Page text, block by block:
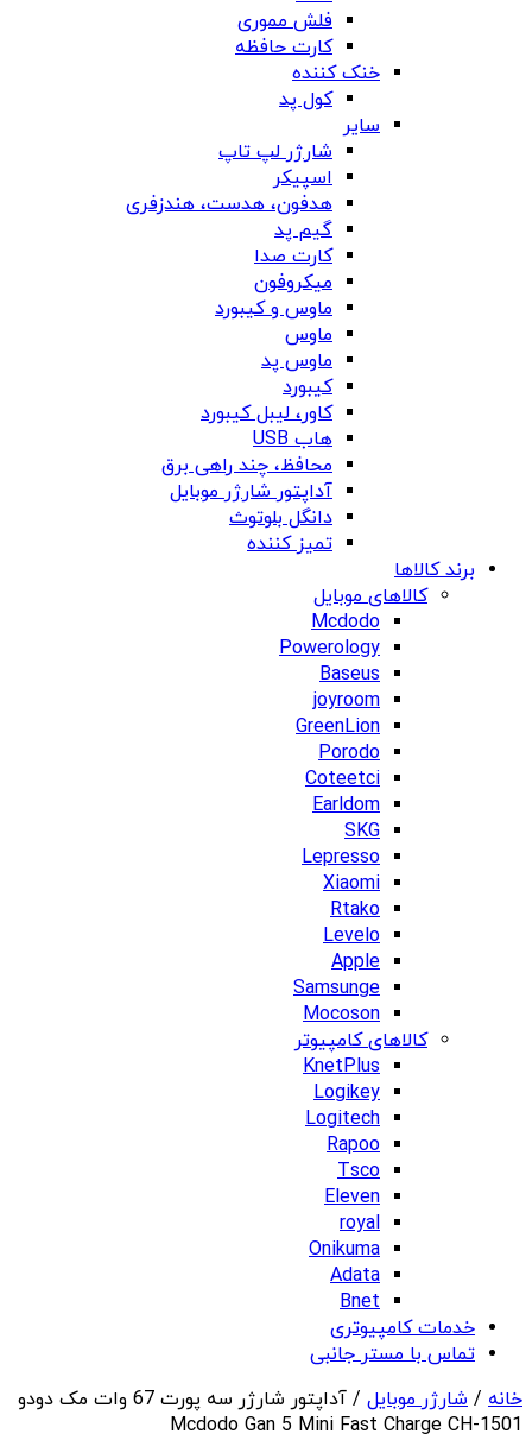
فلش مموری
کارت حافظه
خنک کننده
کول پد
سایر
شارژر لپ تاپ
اسپیکر
هدفون، هدست، هندزفری
گیم پد
کارت صدا
میکروفون
ماوس و کیبورد
ماوس
ماوس پد
کیبورد
کاور، لیبل کیبورد
هاب USB
محافظ، چند راهی برق
آداپتور شارژر موبایل
دانگل بلوتوث
تمیز کننده
برند کالاها
کالاهای موبایل
Mcdodo
Powerology
Baseus
joyroom
GreenLion
Porodo
Coteetci
Earldom
SKG
Lepresso
Xiaomi
Rtako
Levelo
Apple
Samsunge
Mocoson
کالاهای کامپیوتر
KnetPlus
Logikey
Logitech
Rapoo
Tsco
Eleven
royal
Onikuma
Adata
Bnet
خدمات کامپیوتری
تماس با مستر جانبی
خانه / شارژر موبایل
/ آداپتور شارژر سه پورت 67 وات مک دودو
Mcdodo Gan 5 Mini Fast Charge CH-1501